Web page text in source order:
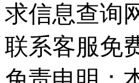
求信息查询
联系客服免